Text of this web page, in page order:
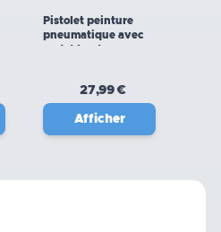
Pistolet peinture
pneumatique avec
godet haut
27,99 €
Afficher